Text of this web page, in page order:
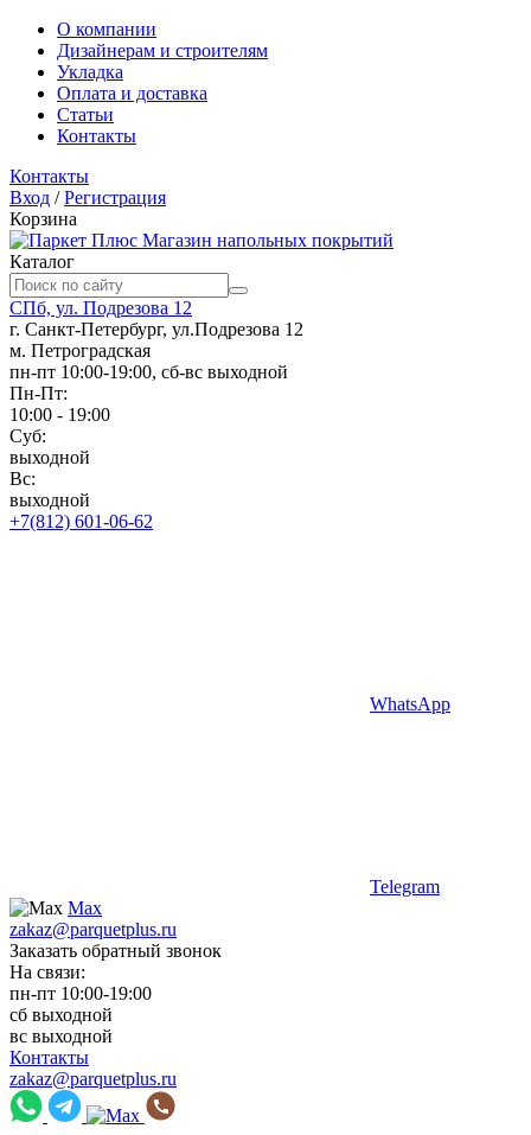
О компании
Дизайнерам и строителям
Укладка
Оплата и доставка
Статьи
Контакты
Контакты
Вход /Регистрация
Корзина
Магазин напольных покрытий
Каталог
СПб, ул. Подрезова 12
г. Санкт-Петербург, ул.Подрезова 12
м. Петроградская
пн-пт 10:00-19:00, сб-вс выходной
Пн-Пт:
10:00 - 19:00
Суб:
выходной
Вс:
выходной
+7(812) 601-06-62
WhatsApp
Telegram
Max
zakaz@parquetplus.ru
Заказать обратный звонок
На связи:
пн-пт 10:00-19:00
сб выходной
вс выходной
Контакты
zakaz@parquetplus.ru